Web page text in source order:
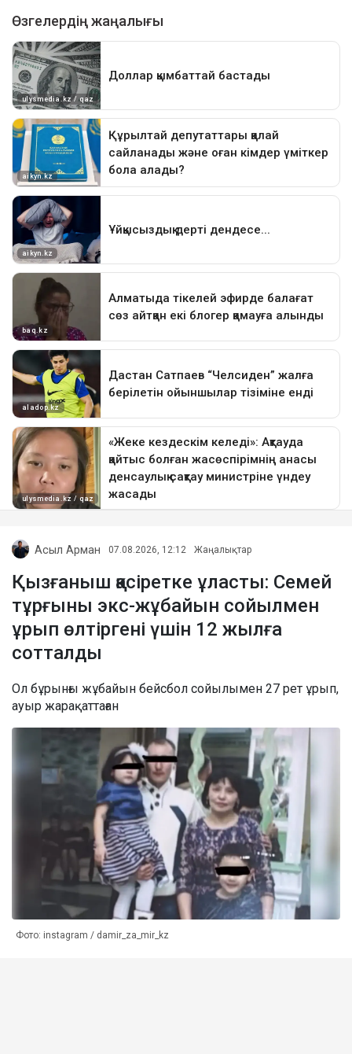
Асыл Арман 07.08.2026, 12:12 Жаңалықтар
Қызғаныш қасіретке ұласты: Семей
тұрғыны экс-жұбайын сойылмен
ұрып өлтіргені үшін 12 жылға
сотталды
Ол бұрынғы жұбайын бейсбол сойылымен 27 рет ұрып,
ауыр жарақаттаған
Фото: instagram / damir_za_mir_kz